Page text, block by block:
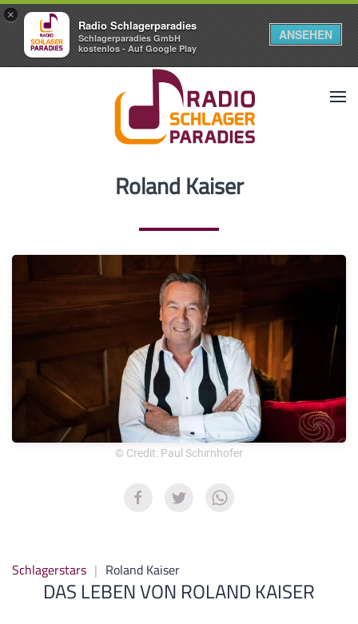
×
Radio Schlagerparadies
Schlagerparadies GmbH
kostenlos - Auf Google Play
ANSEHEN
Roland Kaiser
© Credit: Paul Schirnhofer
Schlagerstars Roland Kaiser
DAS LEBEN VON ROLAND KAISER